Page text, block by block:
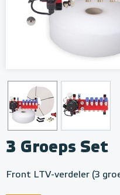
3 Groeps Set
Front LTV-verdeler (3